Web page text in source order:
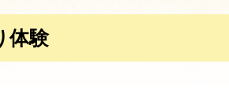
体験